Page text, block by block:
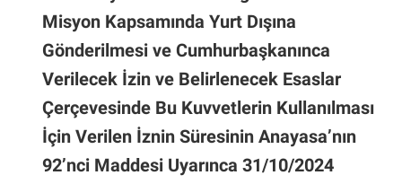
Misyon Kapsamında Yurt Dışına
Gönderilmesi ve Cumhurbaşkanınca
Verilecek İzin ve Belirlenecek Esaslar
Çerçevesinde Bu Kuvvetlerin Kullanılması
İçin Verilen İznin Süresinin Anayasa’nın
92’nci Maddesi Uyarınca 31/10/2024